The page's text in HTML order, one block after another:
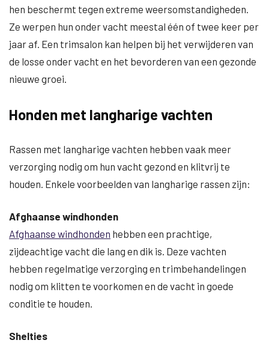
hen beschermt tegen extreme weersomstandigheden.
Ze werpen hun onder vacht meestal één of twee keer per
jaar af. Een trimsalon kan helpen bij het verwijderen van
de losse onder vacht en het bevorderen van een gezonde
nieuwe groei.
Honden met langharige vachten
Rassen met langharige vachten hebben vaak meer
verzorging nodig om hun vacht gezond en klitvrij te
houden. Enkele voorbeelden van langharige rassen zijn:
Afghaanse windhonden
Afghaanse windhonden hebben een prachtige,
zijdeachtige vacht die lang en dik is. Deze vachten
hebben regelmatige verzorging en trimbehandelingen
nodig om klitten te voorkomen en de vacht in goede
conditie te houden.
Shelties